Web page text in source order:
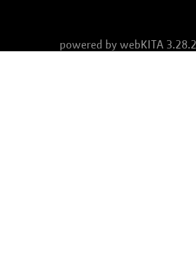
powered by webKITA 3.28.2